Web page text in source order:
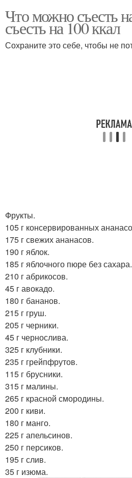
Что можно съесть
съесть на 100 ккал
Сохраните это себе, чтобы не
Фрукты.
105 г консервированных
175 г свежих ананасов.
190 г яблок.
185 г яблочного пюре без сахара.
210 г абрикосов.
45 г авокадо.
180 г бананов.
215 г груш.
205 г черники.
45 г чернослива.
325 г клубники.
235 г грейпфрутов.
115 г брусники.
315 г малины.
265 г красной смородины.
200 г киви.
180 г манго.
225 г апельсинов.
250 г персиков.
195 г слив.
35 г изюма.